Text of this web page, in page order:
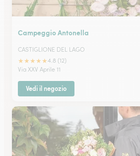
Campeggio Antonella
CASTIGLIONE DEL LAGO
★★★★★4.8 (12)
Via XXV Aprile 11
Vedi il negozio